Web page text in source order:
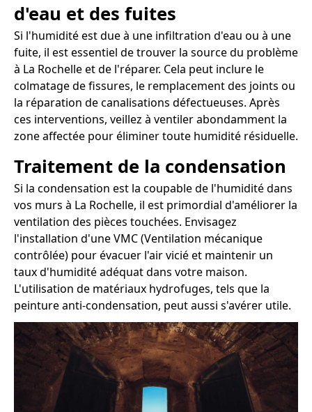
d'eau et des fuites
Si l'humidité est due à une infiltration d'eau ou à une
fuite, il est essentiel de trouver la source du problème
à La Rochelle et de l'réparer. Cela peut inclure le
colmatage de fissures, le remplacement des joints ou
la réparation de canalisations défectueuses. Après
ces interventions, veillez à ventiler abondamment la
zone affectée pour éliminer toute humidité résiduelle.
Traitement de la condensation
Si la condensation est la coupable de l'humidité dans
vos murs à La Rochelle, il est primordial d'améliorer la
ventilation des pièces touchées. Envisagez
l'installation d'une VMC (Ventilation mécanique
contrôlée) pour évacuer l'air vicié et maintenir un
taux d'humidité adéquat dans votre maison.
L'utilisation de matériaux hydrofuges, tels que la
peinture anti-condensation, peut aussi s'avérer utile.